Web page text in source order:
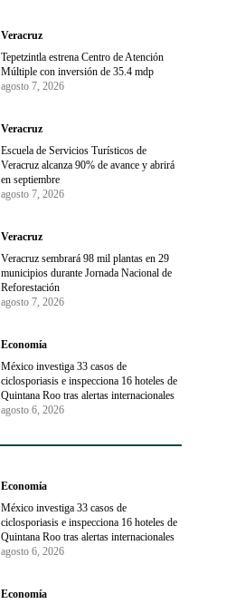
Veracruz
Tepetzintla estrena Centro de Atención
Múltiple con inversión de 35.4 mdp
agosto 7, 2026
Veracruz
Escuela de Servicios Turísticos de
Veracruz alcanza 90% de avance y abrirá
en septiembre
agosto 7, 2026
Veracruz
Veracruz sembrará 98 mil plantas en 29
municipios durante Jornada Nacional de
Reforestación
agosto 7, 2026
Economía
México investiga 33 casos de
ciclosporiasis e inspecciona 16 hoteles de
Quintana Roo tras alertas internacionales
agosto 6, 2026
Economía
México investiga 33 casos de
ciclosporiasis e inspecciona 16 hoteles de
Quintana Roo tras alertas internacionales
agosto 6, 2026
Economía